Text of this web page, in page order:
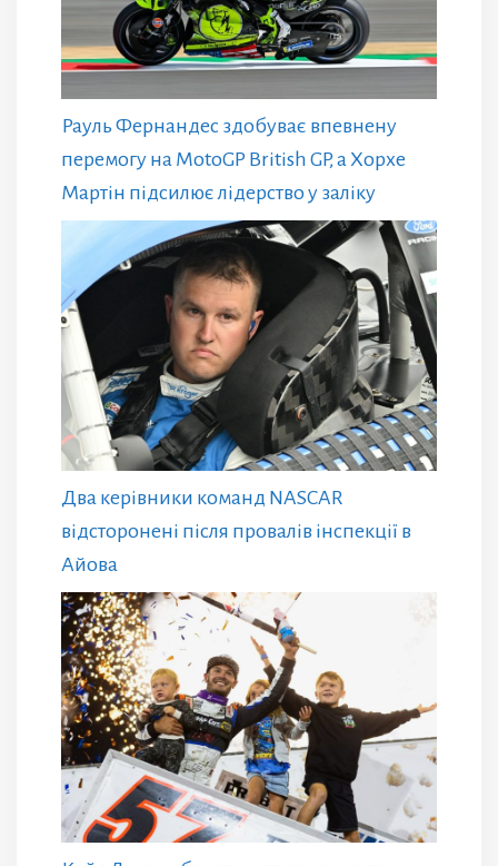
Рауль Фернандес здобуває впевнену
перемогу на MotoGP British GP, а Хорхе
Мартін підсилює лідерство у заліку
Два керівники команд NASCAR
відсторонені після провалів інспекції в
Айова